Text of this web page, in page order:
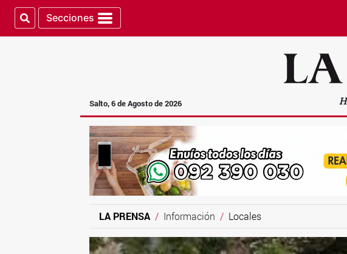
Secciones
Salto, 6 de Agosto de 2026
LA PRENSA Información Locales